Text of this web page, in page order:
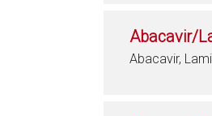
Abacavir/
Abacavir,